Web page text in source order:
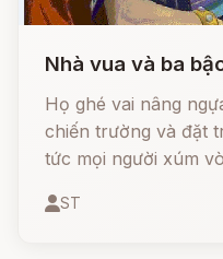
Nhà vua và ba
Họ ghé vai nâng
chiến trường và đặt
tức mọi người xúm
nó và ngạc nhiên về
ST